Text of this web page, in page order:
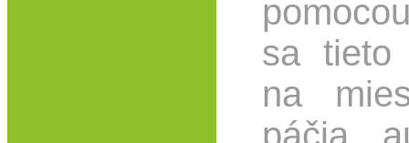
sa tieto
na
páčia